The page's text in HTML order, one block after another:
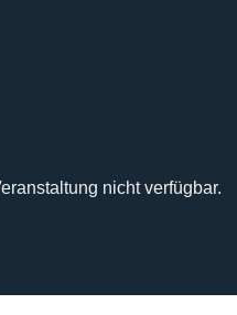
nicht verfügbar.